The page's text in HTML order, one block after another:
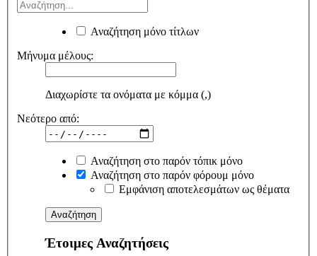
Αναζήτηση μόνο τίτλων
Μήνυμα μέλους:
Διαχωρίστε τα ονόματα με κόμμα (,)
Νεότερο από:
Αναζήτηση στο παρόν τόπικ μόνο
Αναζήτηση στο παρόν φόρουμ μόνο
Εμφάνιση αποτελεσμάτων ως θέματα
Έτοιμες Αναζητήσεις